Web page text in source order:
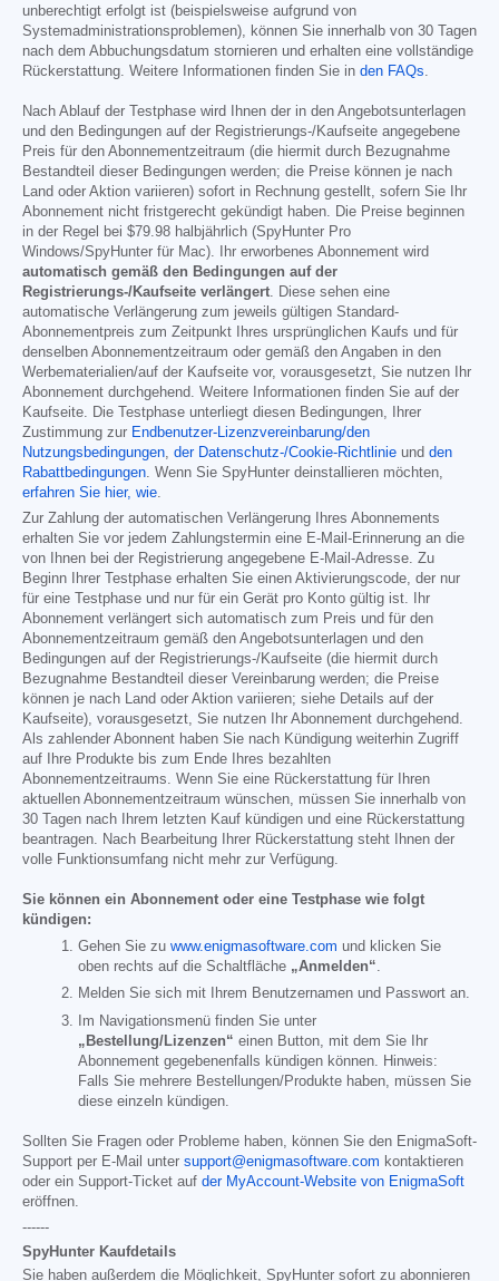
unberechtigt erfolgt ist (beispielsweise aufgrund von
Systemadministrationsproblemen), können Sie innerhalb von 30 Tagen
nach dem Abbuchungsdatum stornieren und erhalten eine vollständige
Rückerstattung. Weitere Informationen finden Sie in den FAQs.
Nach Ablauf der Testphase wird Ihnen der in den Angebotsunterlagen
und den Bedingungen auf der Registrierungs-/Kaufseite angegebene
Preis für den Abonnementzeitraum (die hiermit durch Bezugnahme
Bestandteil dieser Bedingungen werden; die Preise können je nach
Land oder Aktion variieren) sofort in Rechnung gestellt, sofern Sie Ihr
Abonnement nicht fristgerecht gekündigt haben. Die Preise beginnen
in der Regel bei $79.98 halbjährlich (SpyHunter Pro
Windows/SpyHunter für Mac). Ihr erworbenes Abonnement wird
automatisch gemäß den Bedingungen auf der
Registrierungs-/Kaufseite verlängert. Diese sehen eine
automatische Verlängerung zum jeweils gültigen Standard-
Abonnementpreis zum Zeitpunkt Ihres ursprünglichen Kaufs und für
denselben Abonnementzeitraum oder gemäß den Angaben in den
Werbematerialien/auf der Kaufseite vor, vorausgesetzt, Sie nutzen Ihr
Abonnement durchgehend. Weitere Informationen finden Sie auf der
Kaufseite. Die Testphase unterliegt diesen Bedingungen, Ihrer
Zustimmung zur Endbenutzer-Lizenzvereinbarung/den
Nutzungsbedingungen, der Datenschutz-/Cookie-Richtlinie und den
Rabattbedingungen. Wenn Sie SpyHunter deinstallieren möchten,
erfahren Sie hier, wie.
Zur Zahlung der automatischen Verlängerung Ihres Abonnements
erhalten Sie vor jedem Zahlungstermin eine E-Mail-Erinnerung an die
von Ihnen bei der Registrierung angegebene E-Mail-Adresse. Zu
Beginn Ihrer Testphase erhalten Sie einen Aktivierungscode, der nur
für eine Testphase und nur für ein Gerät pro Konto gültig ist. Ihr
Abonnement verlängert sich automatisch zum Preis und für den
Abonnementzeitraum gemäß den Angebotsunterlagen und den
Bedingungen auf der Registrierungs-/Kaufseite (die hiermit durch
Bezugnahme Bestandteil dieser Vereinbarung werden; die Preise
können je nach Land oder Aktion variieren; siehe Details auf der
Kaufseite), vorausgesetzt, Sie nutzen Ihr Abonnement durchgehend.
Als zahlender Abonnent haben Sie nach Kündigung weiterhin Zugriff
auf Ihre Produkte bis zum Ende Ihres bezahlten
Abonnementzeitraums. Wenn Sie eine Rückerstattung für Ihren
aktuellen Abonnementzeitraum wünschen, müssen Sie innerhalb von
30 Tagen nach Ihrem letzten Kauf kündigen und eine Rückerstattung
beantragen. Nach Bearbeitung Ihrer Rückerstattung steht Ihnen der
volle Funktionsumfang nicht mehr zur Verfügung.
Sie können ein Abonnement oder eine Testphase wie folgt
kündigen:
Gehen Sie zu www.enigmasoftware.com und klicken Sie
oben rechts auf die Schaltfläche „Anmelden“.
Melden Sie sich mit Ihrem Benutzernamen und Passwort an.
Im Navigationsmenü finden Sie unter
„Bestellung/Lizenzen“ einen Button, mit dem Sie Ihr
Abonnement gegebenenfalls kündigen können. Hinweis:
Falls Sie mehrere Bestellungen/Produkte haben, müssen Sie
diese einzeln kündigen.
Sollten Sie Fragen oder Probleme haben, können Sie den EnigmaSoft-
Support per E-Mail unter support@enigmasoftware.com kontaktieren
oder ein Support-Ticket auf der MyAccount-Website von EnigmaSoft
eröffnen.
------
SpyHunter Kaufdetails
Sie haben außerdem die Möglichkeit, SpyHunter sofort zu abonnieren